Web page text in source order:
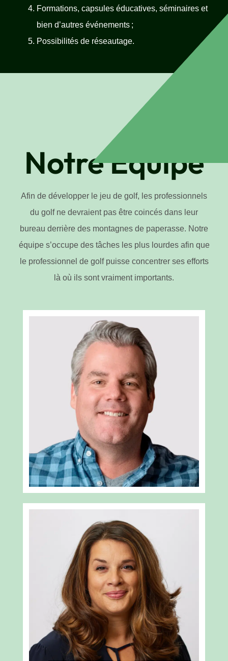
Formations, capsules éducatives, séminaires et
bien d’autres événements ;
Possibilités de réseautage.
Notre Équipe
Afin de développer le jeu de golf, les professionnels
du golf ne devraient pas être coincés dans leur
bureau derrière des montagnes de paperasse. Notre
équipe s’occupe des tâches les plus lourdes afin que
le professionnel de golf puisse concentrer ses efforts
là où ils sont vraiment importants.